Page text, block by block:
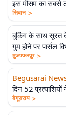
इस मौसम का सबसे
सिवान >
बुकिंग के साथ सूरत
गुम होने पर पार्सल
मुजफ्फरपुर >
Begusarai
दिन 52 प्रत्याशियों
बेगूसराय >